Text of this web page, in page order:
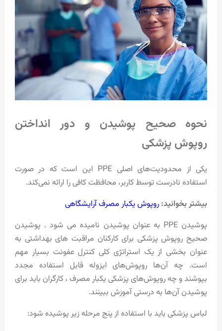
نحوه صحیح پوشیدن و دور انداختن
روپوش پزشکی
یکی از محدودیت‌های اصلی PPE این است که در صورت
استفاده نادرست توسط کاربر، محافظت کافی را ارائه نمی‌کند.
بیشتر بخوانید: روپوش یکبار مصرف آرایشگاهی
پوشیدن PPE به عنوان پوشیدن نامیده می شود . پوشیدن
صحیح روپوش پزشکی برای کارکنان مراقبت های بهداشتی به
عنوان بخشی از یک استراتژی کلی کنترل عفونت بسیار مهم
است. چه آن‌ها روپوش‌های ایزوله قابل استفاده مجدد
بپوشند و چه روپوش‌های پزشکی یکبار مصرف ، کارگران باید برای
پوشیدن آن‌ها به درستی آموزش ببینند.
لباس پزشکی باید با استفاده از پنج مرحله زیر پوشیده شود: